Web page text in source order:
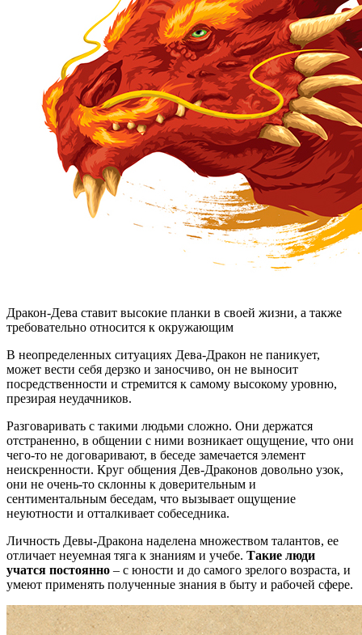
Дракон-Дева ставит высокие планки в своей жизни, а также
требовательно относится к окружающим
В неопределенных ситуациях Дева-Дракон не паникует,
может вести себя дерзко и заносчиво, он не выносит
посредственности и стремится к самому высокому уровню,
презирая неудачников.
Разговаривать с такими людьми сложно. Они держатся
отстраненно, в общении с ними возникает ощущение, что они
чего-то не договаривают, в беседе замечается элемент
неискренности. Круг общения Дев-Драконов довольно узок,
они не очень-то склонны к доверительным и
сентиментальным беседам, что вызывает ощущение
неуютности и отталкивает собеседника.
Личность Девы-Дракона наделена множеством талантов, ее
отличает неуемная тяга к знаниям и учебе. Такие люди
учатся постоянно – с юности и до самого зрелого возраста, и
умеют применять полученные знания в быту и рабочей сфере.